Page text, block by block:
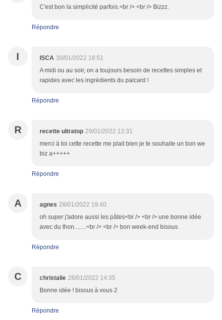
C'est bon la simplicité parfois.<br /> <br /> Bizzz.
Répondre
I ISCA 30/01/2022 18:51
A midi ou au soir, on a toujours besoin de recettes simples et
rapides avec les ingrédients du palcard !
Répondre
R recette ultratop 29/01/2022 12:31
merci à toi cette recette me plait bien je te souhaite un bon we
biz a+++++
Répondre
A agnes 28/01/2022 19:40
oh super j'adore aussi les pâtes<br /> <br /> une bonne idée
avec du thon........<br /> <br /> bon week-end bisous
Répondre
C christalie 28/01/2022 14:35
Bonne idée ! bisous à vous 2
Répondre